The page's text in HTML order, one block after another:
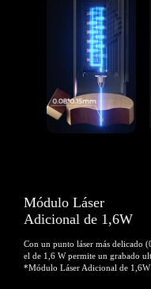
Módulo Láser
Adicional de 1,6W
Con un punto láser más delicado
el de 1,6 W permite un grabado
*Módulo Láser Adicional de